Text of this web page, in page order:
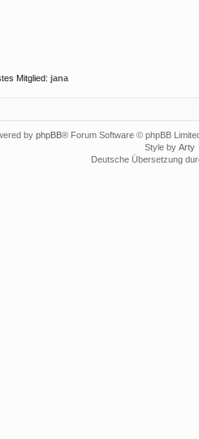
Mitglied: jana
by phpBB® Forum Software © phpBB
Style by Arty
Deutsche Übersetzung